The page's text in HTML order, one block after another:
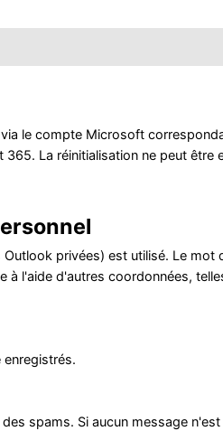
le compte Microsoft
La réinitialisation ne peut être
privées) est utilisé. Le mot
à l'aide d'autres coordonnées,
spams. Si aucun message n'est